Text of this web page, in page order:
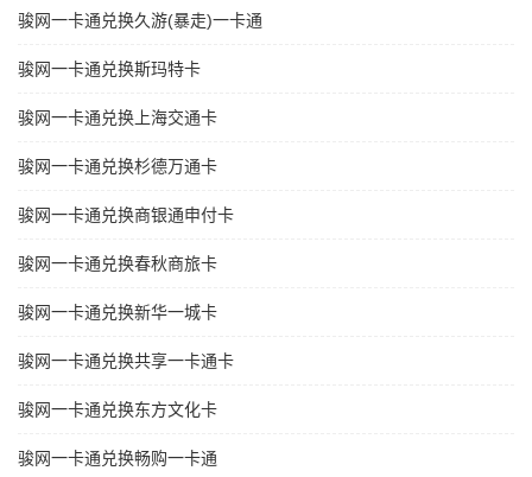
骏网一卡通兑换久游(暴走)一卡通
骏网一卡通兑换斯玛特卡
骏网一卡通兑换上海交通卡
骏网一卡通兑换杉德万通卡
骏网一卡通兑换商银通申付卡
骏网一卡通兑换春秋商旅卡
骏网一卡通兑换新华一城卡
骏网一卡通兑换共享一卡通卡
骏网一卡通兑换东方文化卡
骏网一卡通兑换畅购一卡通